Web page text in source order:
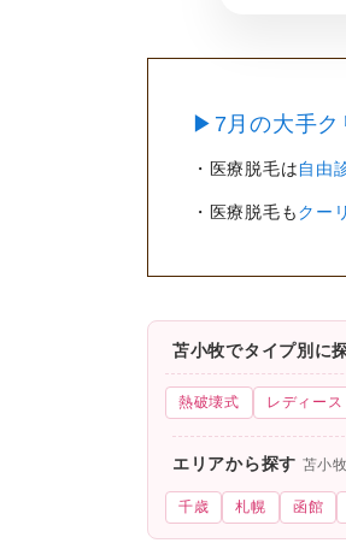
▶7月の大手ク
・医療脱毛は自由
・医療脱毛もクー
苫小牧でタイプ別に
熱破壊式 レディース
エリアから探す 苫小
千歳 札幌 函館